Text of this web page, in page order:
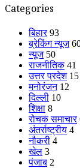
Categories
बिहार 93
ब्रेकिंग न्यूज
न्यूज 50
राजनीतिक 41
उत्तर प्रदेश 15
मनोरंजन 12
दिल्ली 10
शिक्षा 8
रोचक समाचार
अंतर्राष्ट्रीय 4
नौकरी 4
खेल 3
पंजाब 2